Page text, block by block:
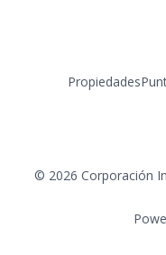
Propiedades
© 2026 Corporación